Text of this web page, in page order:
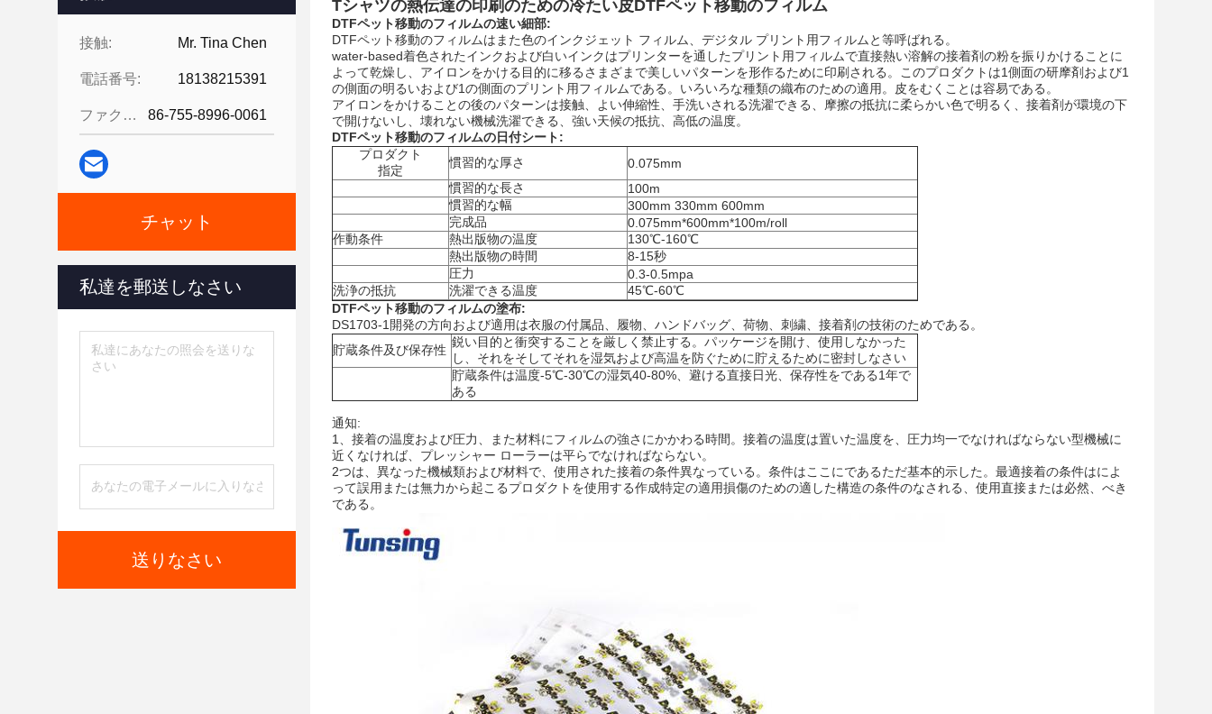
接触: Mr. Tina Chen
電話番号: 18138215391
ファクシミリ: 86-755-8996-0061
チャット
私達を郵送しなさい
送りなさい
Tシャツの熱伝達の印刷のための冷たい皮DTFペット移動のフィルム
DTFペット移動のフィルムの速い細部:
DTFペット移動のフィルムはまた色のインクジェット フィルム、デジタル プリント用フィルムと等呼ばれる。
water-based着色されたインクおよび白いインクはプリンターを通したプリント用フィルムで直接熱い溶解の接着剤の粉を振りかけることに
よって乾燥し、アイロンをかける目的に移るさまざまで美しいパターンを形作るために印刷される。このプロダクトは1側面の研摩剤および1
の側面の明るいおよび1の側面のプリント用フィルムである。いろいろな種類の織布のための適用。皮をむくことは容易である。
アイロンをかけることの後のパターンは接触、よい伸縮性、手洗いされる洗濯できる、摩擦の抵抗に柔らかい色で明るく、接着剤が環境の下
で開けないし、壊れない機械洗濯できる、強い天候の抵抗、高低の温度。
DTFペット移動のフィルムの日付シート:
プロダクト
指定
慣習的な厚さ
0.075mm
慣習的な長さ
100m
慣習的な幅
300mm 330mm 600mm
完成品
0.075mm*600mm*100m/roll
作動条件
熱出版物の温度
130℃-160℃
熱出版物の時間
8-15秒
圧力
0.3-0.5mpa
洗浄の抵抗
洗濯できる温度
45℃-60℃
DTFペット移動のフィルムの塗布:
DS1703-1開発の方向および適用は衣服の付属品、履物、ハンドバッグ、荷物、刺繍、接着剤の技術のためである。
貯蔵条件及び保存性
鋭い目的と衝突することを厳しく禁止する。パッケージを開け、使用しなかった
し、それをそしてそれを湿気および高温を防ぐために貯えるために密封しなさい
貯蔵条件は温度-5℃-30℃の湿気40-80%、避ける直接日光、保存性をである1年で
ある
通知:
1、接着の温度および圧力、また材料にフィルムの強さにかかわる時間。接着の温度は置いた温度を、圧力均一でなければならない型機械に
近くなければ、プレッシャー ローラーは平らでなければならない。
2つは、異なった機械類および材料で、使用された接着の条件異なっている。条件はここにであるただ基本的示した。最適接着の条件はによ
って誤用または無力から起こるプロダクトを使用する作成特定の適用損傷のための適した構造の条件のなされる、使用直接または必然、べき
である。